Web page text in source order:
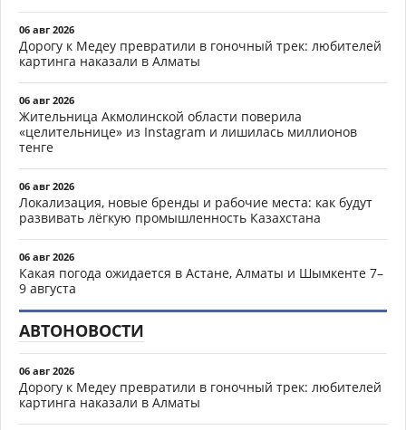
06 авг 2026
Дорогу к Медеу превратили в гоночный трек: любителей
картинга наказали в Алматы
06 авг 2026
Жительница Акмолинской области поверила
«целительнице» из Instagram и лишилась миллионов
тенге
06 авг 2026
Локализация, новые бренды и рабочие места: как будут
развивать лёгкую промышленность Казахстана
06 авг 2026
Какая погода ожидается в Астане, Алматы и Шымкенте 7–
9 августа
АВТОНОВОСТИ
06 авг 2026
Дорогу к Медеу превратили в гоночный трек: любителей
картинга наказали в Алматы